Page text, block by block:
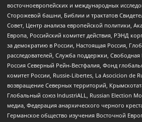
восточноевропейских и международных
Сторожевой башни, Библии и трактатов
Совет, Центр анализа европейской политики,
Европа, Российский комитет действия, РЭНД
за демократию в России, Настоящая Россия,
расследователей, Служба поддержки,
Россия Северный Рейн-Вестфалия, Фонд
комитет России, Russie-Libertes, La Asocicion de
возвращение Северных территорий,
Глобальный союз IndustriALL, Russian Election
медиа, Федерация анархического черного
Германское общество изучения Восточной